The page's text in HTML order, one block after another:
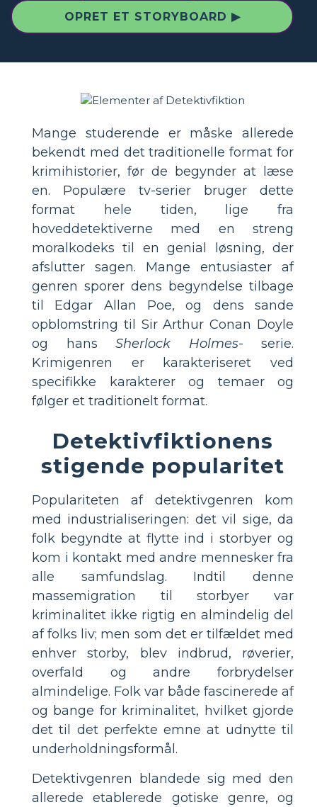
OPRET ET STORYBOARD ▶
Mange studerende er måske allerede
bekendt med det traditionelle format for
krimihistorier, før de begynder at læse
en. Populære tv-serier bruger dette
format hele tiden, lige fra
hoveddetektiverne med en streng
moralkodeks til en genial løsning, der
afslutter sagen. Mange entusiaster af
genren sporer dens begyndelse tilbage
til Edgar Allan Poe, og dens sande
opblomstring til Sir Arthur Conan Doyle
og hans Sherlock Holmes- serie.
Krimigenren er karakteriseret ved
specifikke karakterer og temaer og
følger et traditionelt format.
Detektivfiktionens
stigende popularitet
Populariteten af ​​detektivgenren kom
med industrialiseringen: det vil sige, da
folk begyndte at flytte ind i storbyer og
kom i kontakt med andre mennesker fra
alle samfundslag. Indtil denne
massemigration til storbyer var
kriminalitet ikke rigtig en almindelig del
af folks liv; men som det er tilfældet med
enhver storby, blev indbrud, røverier,
overfald og andre forbrydelser
almindelige. Folk var både fascinerede af
og bange for kriminalitet, hvilket gjorde
det til det perfekte emne at udnytte til
underholdningsformål.
Detektivgenren blandede sig med den
allerede etablerede gotiske genre, og